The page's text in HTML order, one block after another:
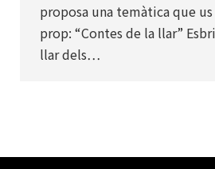
proposa una temàtica que
prop: “Contes de la llar”
llar dels…